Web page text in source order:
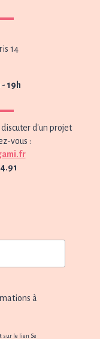
14
19h
d'un projet
vous :
à
sur le lien Se